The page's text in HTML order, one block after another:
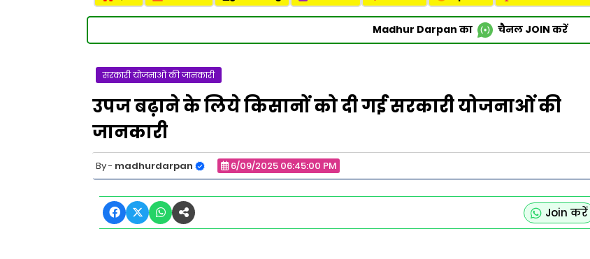
Madhur Darpan का चैनल JOIN करें
सरकारी योजनाओं की जानकारी
उपज बढ़ाने के लिये किसानों को दी गई सरकारी योजनाओं की
जानकारी
madhurdarpan 6/09/2025 06:45:00 PM
Join करें